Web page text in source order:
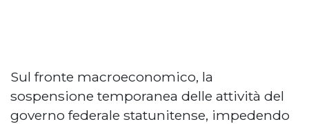
Sul fronte macroeconomico, la
sospensione temporanea delle attività del
governo federale statunitense, impedendo